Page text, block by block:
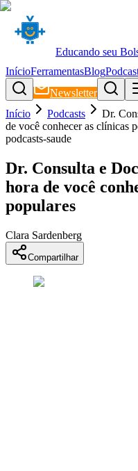
Educando seu
InícioFerramentasBlog
Newsletter
Início
Podcasts
Dr.
de você conhecer as clínicas
podcasts-saude
Dr. Consulta e
hora de você
populares
Clara Sardenberg
Compartilhar